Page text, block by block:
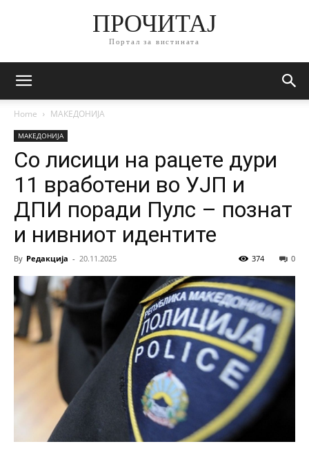
ПРОЧИТАЈ
Портал за вистината
Home МАКЕДОНИЈА
МАКЕДОНИЈА
Со лисици на рацете дури
11 вработени во УЈП и
ДПИ поради Пулс – познат
и нивниот идентите
By Редакција - 20.11.2025 0
374